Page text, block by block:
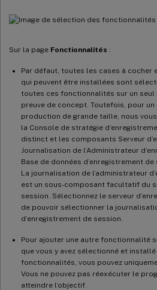
Sur la page Fonctionnalités :
Par défaut, toutes les cases à cocher
qui peuvent être installées sont
toutes ces fonctionnalités sur un seul
preuve de concept. Toutefois, pour un
production de grande taille, nous
la Console de stratégie
distinct et les composants Serveur
Journalisation de l’Administrateur
Base de données d’enregistrement
La journalisation de l’administrateur
est un sous-composant facultatif du
session. Sélectionnez le serveur
de pouvoir sélectionner la
d’enregistrement de session.
Pour ajouter une autre fonctionnalité
que vous y avez sélectionné et
fonctionnalités, vous pouvez
Vous ne pouvez pas réexécuter le
atteindre l’objectif.